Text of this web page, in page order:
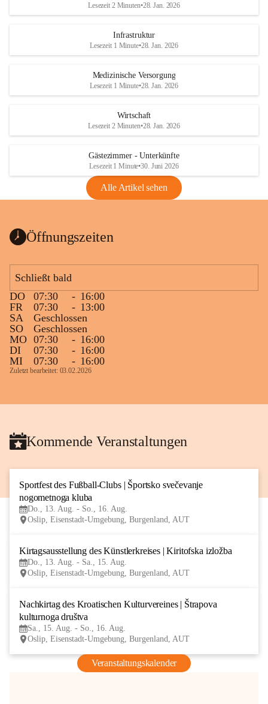
Lesezeit 2 Minuten•28. Jan. 2026
Infrastruktur
Lesezeit 1 Minute•28. Jan. 2026
Medizinische Versorgung
Lesezeit 1 Minute•28. Jan. 2026
Wirtschaft
Lesezeit 2 Minuten•28. Jan. 2026
Gästezimmer - Unterkünfte
Lesezeit 1 Minute•30. Juni 2026
Alle Artikel sehen
Öffnungszeiten
Schließt bald
DO
07:30 - 16:00
FR
07:30 - 13:00
SA
Geschlossen
SO
Geschlossen
MO 07:30 - 16:00
DI
07:30 - 16:00
MI
07:30 - 16:00
Zuletzt bearbeitet: 03.02.2026
Kommende Veranstaltungen
Sportfest des Fußball-Clubs | Športsko svečevanje
nogometnoga kluba
Do., 13. Aug. - So., 16. Aug.
Oslip, Eisenstadt-Umgebung, Burgenland, AUT
Kirtagsausstellung des Künstlerkreises | Kiritofska izložba
Do., 13. Aug. - Sa., 15. Aug.
Oslip, Eisenstadt-Umgebung, Burgenland, AUT
Nachkirtag des Kroatischen Kulturvereines | Štrapova
kulturnoga društva
Sa., 15. Aug. - So., 16. Aug.
Oslip, Eisenstadt-Umgebung, Burgenland, AUT
Veranstaltungskalender